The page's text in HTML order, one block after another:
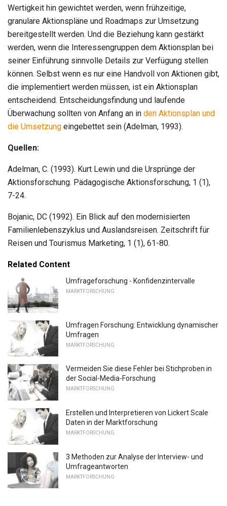
Wertigkeit hin gewichtet werden, wenn frühzeitige,
granulare Aktionspläne und Roadmaps zur Umsetzung
bereitgestellt werden. Und die Beziehung kann gestärkt
werden, wenn die Interessengruppen dem Aktionsplan bei
seiner Einführung sinnvolle Details zur Verfügung stellen
können. Selbst wenn es nur eine Handvoll von Aktionen gibt,
die implementiert werden müssen, ist ein Aktionsplan
entscheidend. Entscheidungsfindung und laufende
Überwachung sollten von Anfang an in den Aktionsplan und
die Umsetzung eingebettet sein (Adelman, 1993).
Quellen:
Adelman, C. (1993). Kurt Lewin und die Ursprünge der
Aktionsforschung. Pädagogische Aktionsforschung, 1 (1),
7-24.
Bojanic, DC (1992). Ein Blick auf den modernisierten
Familienlebenszyklus und Auslandsreisen. Zeitschrift für
Reisen und Tourismus Marketing, 1 (1), 61-80.
Related Content
Umfrageforschung - Konfidenzintervalle
MARKTFORSCHUNG
Umfragen Forschung: Entwicklung dynamischer
Umfragen
MARKTFORSCHUNG
Vermeiden Sie diese Fehler bei Stichproben in
der Social-Media-Forschung
MARKTFORSCHUNG
Erstellen und Interpretieren von Lickert Scale
Daten in der Marktforschung
MARKTFORSCHUNG
3 Methoden zur Analyse der Interview- und
Umfrageantworten
MARKTFORSCHUNG